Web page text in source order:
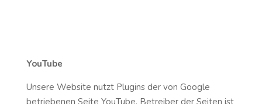
YouTube
Unsere Website nutzt Plugins der von Google
betriebenen Seite YouTube. Betreiber der Seiten ist